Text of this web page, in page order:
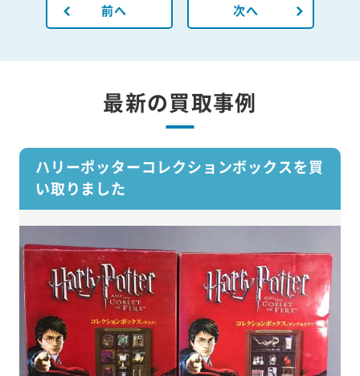
前へ 次へ
最新の買取事例
ハリーポッターコレクションボックスを買
い取りました